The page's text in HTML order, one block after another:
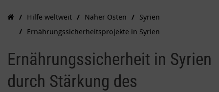
Hilfe weltweit Naher Osten
Syrien
Ernährungssicherheitsprojekte in Syrien
Ernährungssicherheit in Syrien
durch Stärkung des